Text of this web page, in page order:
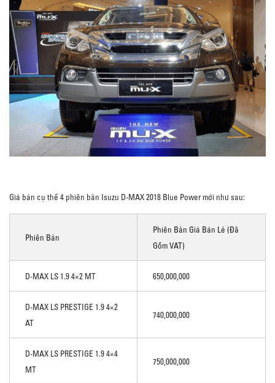
Giá bán cụ thể 4 phiên bản Isuzu D-MAX 2018 Blue Power mới như sau:
Phiên Bản
Phiên Bản Giá Bán Lẻ (đã
Gồm VAT)
D-MAX LS 1.9 4×2 MT 650,000,000
D-MAX LS PRESTIGE 1.9 4×2
AT
740,000,000
D-MAX LS PRESTIGE 1.9 4×4
MT
750,000,000